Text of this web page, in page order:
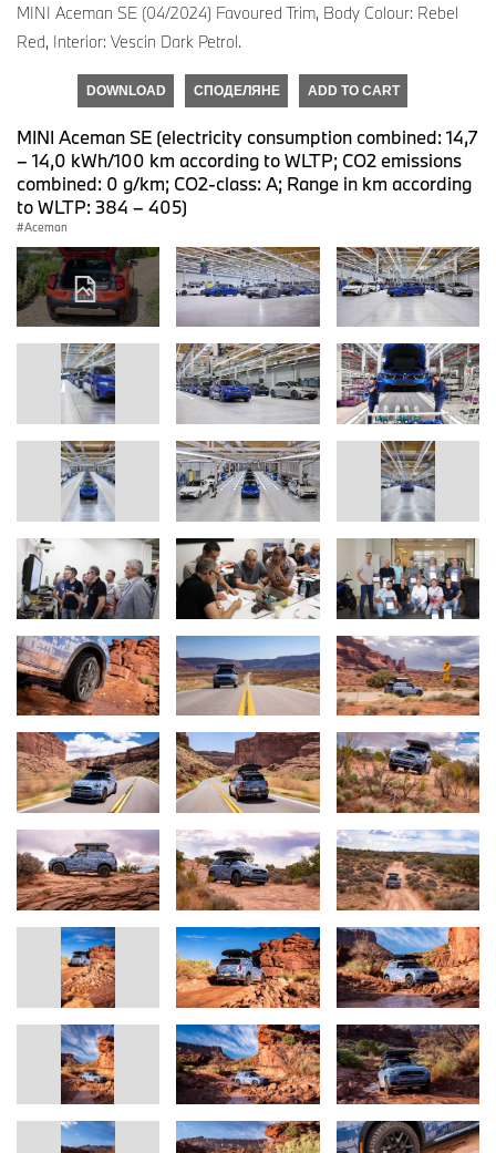
MINI Aceman SE (04/2024) Favoured Trim, Body Colour: Rebel
Red, Interior: Vescin Dark Petrol.
DOWNLOAD СПОДЕЛЯНЕ ADD TO CART
MINI Aceman SE (electricity consumption combined: 14,7
– 14,0 kWh/100 km according to WLTP; CO2 emissions
combined: 0 g/km; CO2-class: A; Range in km according
to WLTP: 384 – 405)
Aceman